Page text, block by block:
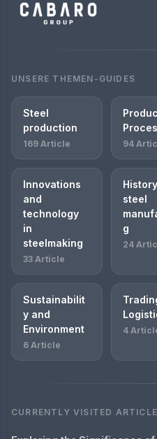
UNSERE THEMEN-GUIDES
Steel
production
169 Article 94
Innovations
and
technology
in
steelmaking
33 Article
steel
g
24
Sustainabilit
y and
Environment
6 Article
4
CURRENTLY VISITED